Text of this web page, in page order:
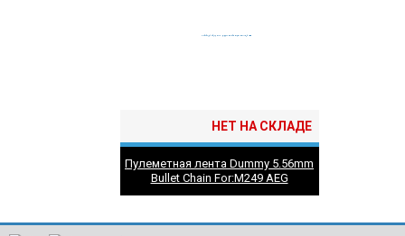
НЕТ НА СКЛАДЕ
Пулеметная лента Dummy 5.56mm
Bullet Chain For:M249 AEG